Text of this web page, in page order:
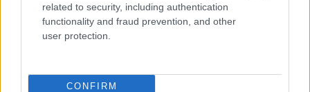
related to security, including authentication
functionality and fraud prevention, and other
user protection.
CONFIRM
Geekblog Kick-Ass 2 2013.08.13 13:45:28